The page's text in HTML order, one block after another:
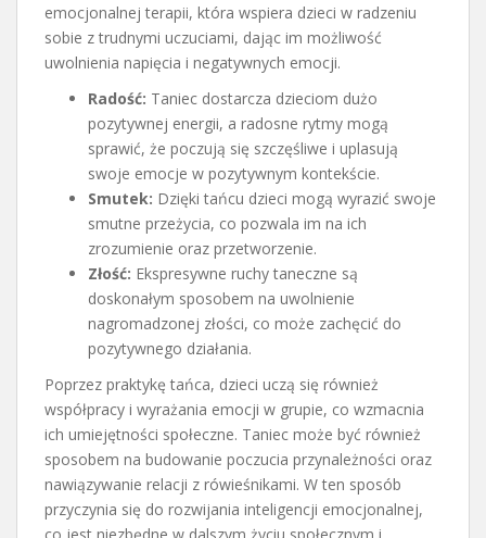
emocjonalnej terapii, która wspiera dzieci w radzeniu
sobie z trudnymi uczuciami, dając im możliwość
uwolnienia napięcia i negatywnych emocji.
Radość: Taniec dostarcza dzieciom dużo
pozytywnej energii, a radosne rytmy mogą
sprawić, że poczują się szczęśliwe i uplasują
swoje emocje w pozytywnym kontekście.
Smutek: Dzięki tańcu dzieci mogą wyrazić swoje
smutne przeżycia, co pozwala im na ich
zrozumienie oraz przetworzenie.
Złość: Ekspresywne ruchy taneczne są
doskonałym sposobem na uwolnienie
nagromadzonej złości, co może zachęcić do
pozytywnego działania.
Poprzez praktykę tańca, dzieci uczą się również
współpracy i wyrażania emocji w grupie, co wzmacnia
ich umiejętności społeczne. Taniec może być również
sposobem na budowanie poczucia przynależności oraz
nawiązywanie relacji z rówieśnikami. W ten sposób
przyczynia się do rozwijania inteligencji emocjonalnej,
co jest niezbędne w dalszym życiu społecznym i